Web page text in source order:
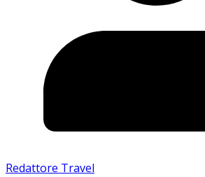
Redattore Travel